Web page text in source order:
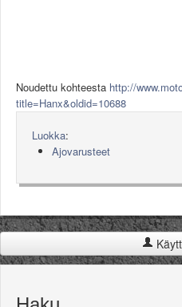
Paidat ja vaatteet
Suunnittele oma paita
Mainostus
Palaute
Noudettu kohteesta http://
title=Hanx&oldid=10688
Luokka:
Ajovarusteet